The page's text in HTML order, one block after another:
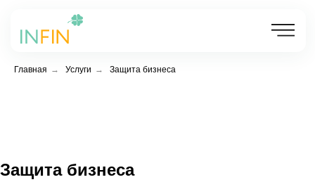
Главная → Услуги → Защита бизнеса
Защита бизнеса